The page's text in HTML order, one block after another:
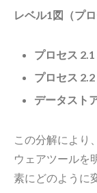
レベル1図（プ
プロセス 2.1
プロセス 2.2
データスト
この分解により
ウェアツールを
素にどのように